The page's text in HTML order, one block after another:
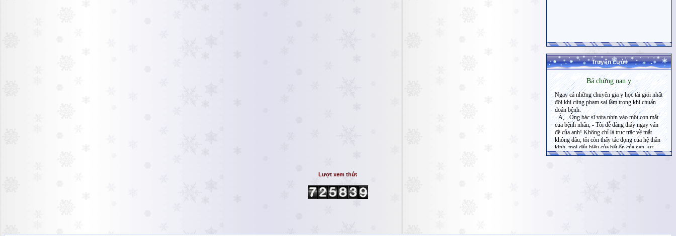
Truyện cười
Lượt xem thứ: